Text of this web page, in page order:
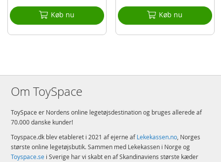
Køb nu Køb nu
Om ToySpace
ToySpace er Nordens online legetøjsdestination og bruges allerede af
70.000 danske kunder!
Toyspace.dk blev etableret i 2021 af ejerne afLekekassen.no, Norges
største online legetøjsbutik. Sammen med Lekekassen i Norge og
Toyspace.se i Sverige har vi skabt en af Skandinaviens største kæder